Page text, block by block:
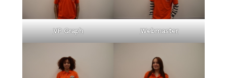
VP Graph Webmaster